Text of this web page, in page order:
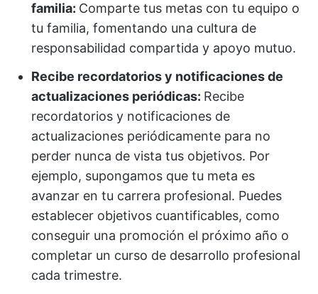
familia: Comparte tus metas con tu equipo o
tu familia, fomentando una cultura de
responsabilidad compartida y apoyo mutuo.
Recibe recordatorios y notificaciones de
actualizaciones periódicas: Recibe
recordatorios y notificaciones de
actualizaciones periódicamente para no
perder nunca de vista tus objetivos. Por
ejemplo, supongamos que tu meta es
avanzar en tu carrera profesional. Puedes
establecer objetivos cuantificables, como
conseguir una promoción el próximo año o
completar un curso de desarrollo profesional
cada trimestre.